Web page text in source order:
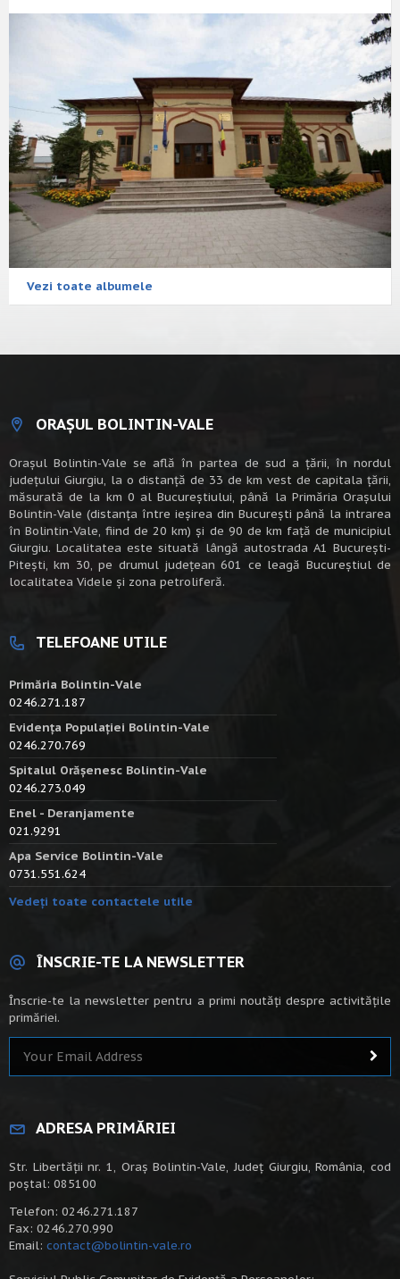
Vezi toate albumele
ORAȘUL BOLINTIN-VALE
Oraşul Bolintin-Vale se află în partea de sud a ţării, în nordul
judeţului Giurgiu, la o distanţă de 33 de km vest de capitala țării,
măsurată de la km 0 al Bucureștiului, până la Primăria Orașului
Bolintin-Vale (distanța între ieșirea din București până la intrarea
în Bolintin-Vale, fiind de 20 km) şi de 90 de km faţă de municipiul
Giurgiu. Localitatea este situată lângă autostrada A1 Bucureşti-
Piteşti, km 30, pe drumul judeţean 601 ce leagă Bucureştiul de
localitatea Videle şi zona petroliferă.
TELEFOANE UTILE
Primăria Bolintin-Vale
0246.271.187
Evidența Populației Bolintin-Vale
0246.270.769
Spitalul Orășenesc Bolintin-Vale
0246.273.049
Enel - Deranjamente
021.9291
Apa Service Bolintin-Vale
0731.551.624
Vedeți toate contactele utile
ÎNSCRIE-TE LA NEWSLETTER
Înscrie-te la newsletter pentru a primi noutăți despre activitățile
primăriei.
ADRESA PRIMĂRIEI
Str. Libertății nr. 1, Oraș Bolintin-Vale, Județ Giurgiu, România, cod
poștal: 085100
Telefon: 0246.271.187
Fax: 0246.270.990
Email: contact@bolintin-vale.ro